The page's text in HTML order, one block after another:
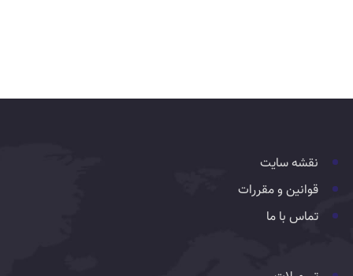
نقشه سایت
قوانین و مقررات
تماس با ما